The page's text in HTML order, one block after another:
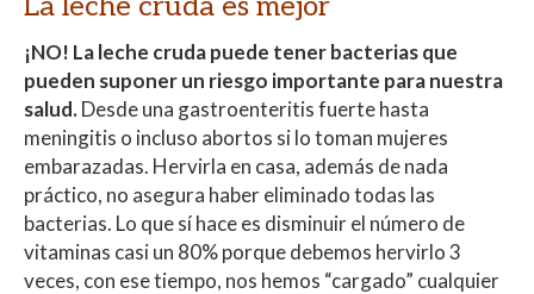
¡NO! La leche cruda puede tener bacterias que
pueden suponer un riesgo importante para nuestra
salud.Desde una gastroenteritis fuerte hasta
meningitis o incluso abortos si lo toman mujeres
embarazadas. Hervirla en casa, además de nada
práctico, no asegura haber eliminado todas las
bacterias. Lo que sí hace es disminuir el número de
vitaminas casi un 80% porque debemos hervirlo 3
veces, con ese tiempo, nos hemos “cargado” cualquier